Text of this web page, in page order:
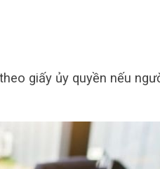
giấy ủy quyền nếu